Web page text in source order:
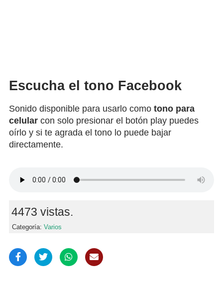
Escucha el tono Facebook
Sonido disponible para usarlo como tono para
celular con solo presionar el botón play puedes
oírlo y si te agrada el tono lo puede bajar
directamente.
4473 vistas.
Categoría: Varios